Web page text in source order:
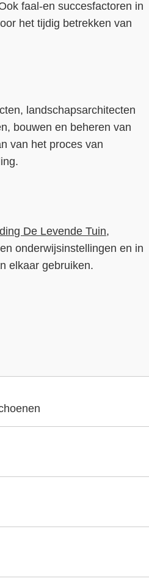
faal-en succesfactoren in
het tijdig betrekken van
landschapsarchitecten
bouwen en beheren van
van het proces van
De Levende Tuin,
onderwijsinstellingen en in
elkaar gebruiken.